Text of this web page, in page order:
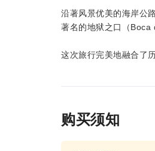
沿著风景优美的海岸公
著名的地狱之口（Boca
这次旅行完美地融合了
购买须知